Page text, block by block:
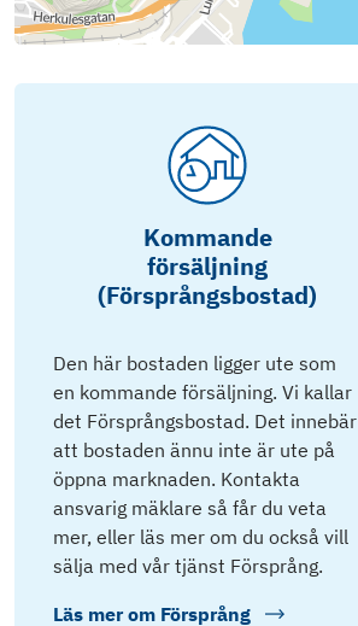
Kommande
försäljning
(Försprångsbostad)
Den här bostaden ligger ute som
en kommande försäljning. Vi kallar
det Försprångsbostad. Det innebär
att bostaden ännu inte är ute på
öppna marknaden. Kontakta
ansvarig mäklare så får du veta
mer, eller läs mer om du också vill
sälja med vår tjänst Försprång.
Läs mer om Försprång